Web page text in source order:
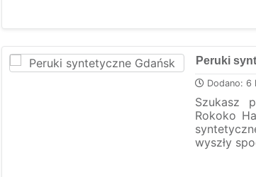
Peruki
Dodano: 6
Szukasz
Rokoko
wyszły